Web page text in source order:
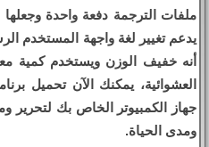
ملفات الترجمة دفعة واحدة وجعلها
يدعم تغيير لغة واجهة المستخدم
أنه خفيف الوزن ويستخدم كمية
العشوائية، يمكنك الآن تحميل
جهاز الكمبيوتر الخاص بك لتحرير
ومدى الحياة.